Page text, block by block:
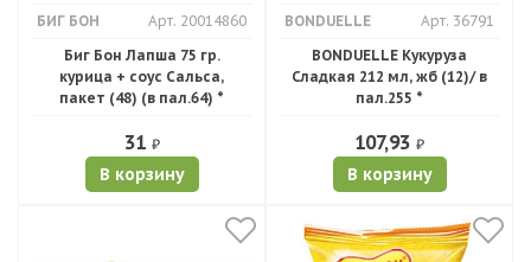
БИГ БОН
Арт. 20014860
Биг Бон Лапша 75 гр.
курица + соус Сальса,
пакет (48) (в пал.64) *
31 ₽
В корзину
BONDUELLE
Арт. 36791
BONDUELLE Кукуруза
Сладкая 212 мл, жб (12)/ в
пал.255 *
107,93 ₽
В корзину